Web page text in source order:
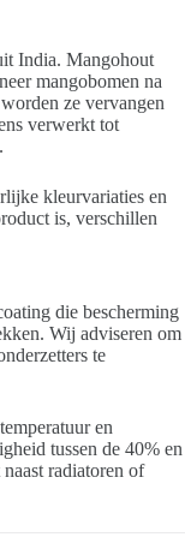
India. Mangohout
mangobomen na
ze vervangen
verwerkt tot
kleurvariaties en
is, verschillen
die bescherming
Wij adviseren om
te
en
tussen de 40% en
radiatoren of